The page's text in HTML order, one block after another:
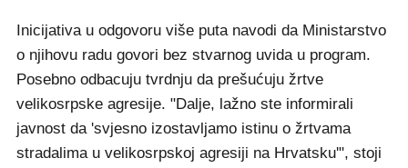
Inicijativa u odgovoru više puta navodi da Ministarstvo
o njihovu radu govori bez stvarnog uvida u program.
Posebno odbacuju tvrdnju da prešućuju žrtve
velikosrpske agresije. "Dalje, lažno ste informirali
javnost da 'svjesno izostavljamo istinu o žrtvama
stradalima u velikosrpskoj agresiji na Hrvatsku'", stoji